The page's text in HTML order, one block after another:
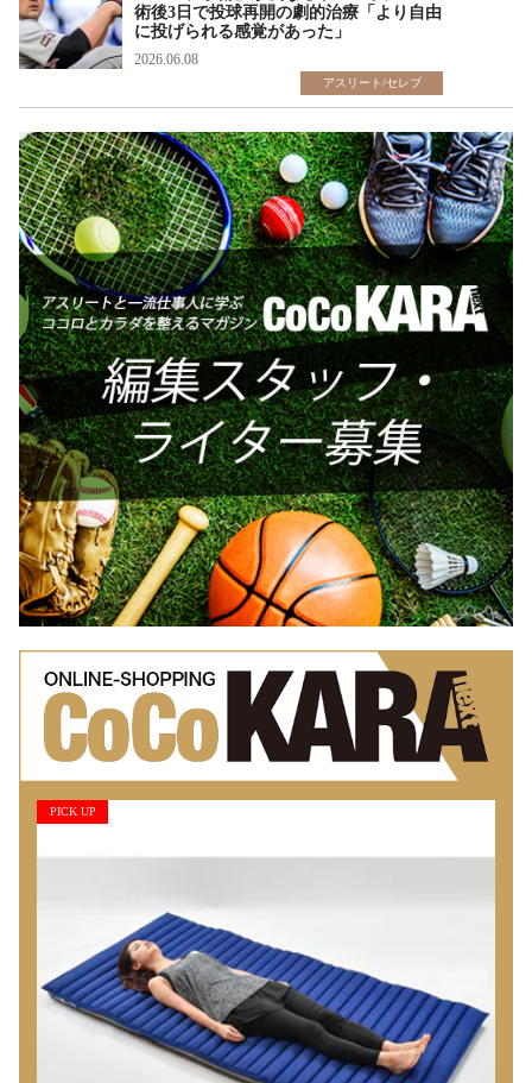
術後3日で投球再開の劇的治療「より自由
に投げられる感覚があった」
2026.06.08
アスリート/セレブ
PICK UP